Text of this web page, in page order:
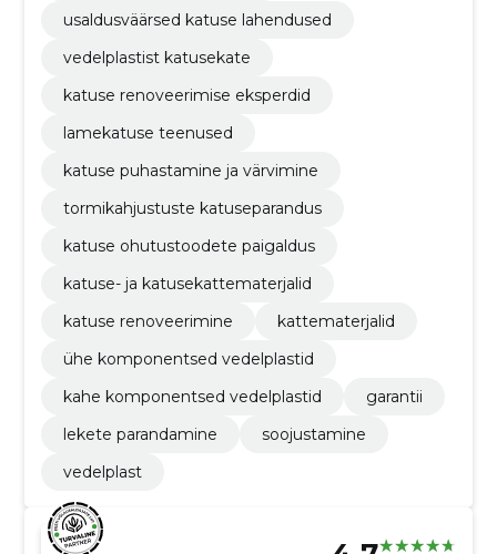
usaldusväärsed katuse lahendused
vedelplastist katusekate
katuse renoveerimise eksperdid
lamekatuse teenused
katuse puhastamine ja värvimine
tormikahjustuste katuseparandus
katuse ohutustoodete paigaldus
katuse- ja katusekattematerjalid
katuse renoveerimine
kattematerjalid
ühe komponentsed vedelplastid
kahe komponentsed vedelplastid
garantii
lekete parandamine
soojustamine
vedelplast